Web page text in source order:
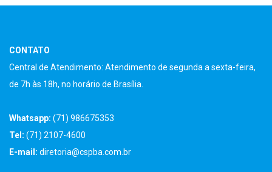
CONTATO
Central de Atendimento: Atendimento de segunda a sexta-feira,
de 7h às 18h, no horário de Brasília.
Whatsapp: (71) 986675353
Tel: (71) 2107-4600
E-mail: diretoria@cspba.com.br